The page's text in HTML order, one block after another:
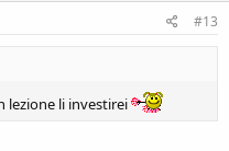
#13
lezione li investirei